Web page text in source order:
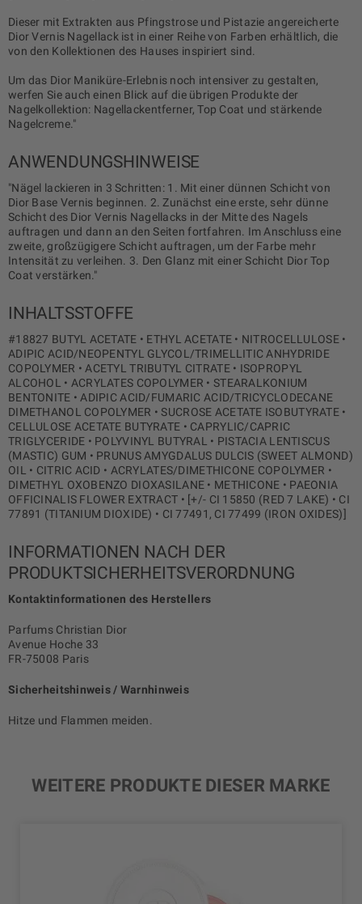
Dieser mit Extrakten aus Pfingstrose und Pistazie angereicherte
Dior Vernis Nagellack ist in einer Reihe von Farben erhältlich, die
von den Kollektionen des Hauses inspiriert sind.
Um das Dior Maniküre-Erlebnis noch intensiver zu gestalten,
werfen Sie auch einen Blick auf die übrigen Produkte der
Nagelkollektion: Nagellackentferner, Top Coat und stärkende
Nagelcreme."
ANWENDUNGSHINWEISE
"Nägel lackieren in 3 Schritten: 1. Mit einer dünnen Schicht von
Dior Base Vernis beginnen. 2. Zunächst eine erste, sehr dünne
Schicht des Dior Vernis Nagellacks in der Mitte des Nagels
auftragen und dann an den Seiten fortfahren. Im Anschluss eine
zweite, großzügigere Schicht auftragen, um der Farbe mehr
Intensität zu verleihen. 3. Den Glanz mit einer Schicht Dior Top
Coat verstärken."
INHALTSSTOFFE
#18827 BUTYL ACETATE • ETHYL ACETATE • NITROCELLULOSE •
ADIPIC ACID/NEOPENTYL GLYCOL/TRIMELLITIC ANHYDRIDE
COPOLYMER • ACETYL TRIBUTYL CITRATE • ISOPROPYL
ALCOHOL • ACRYLATES COPOLYMER • STEARALKONIUM
BENTONITE • ADIPIC ACID/FUMARIC ACID/TRICYCLODECANE
DIMETHANOL COPOLYMER • SUCROSE ACETATE ISOBUTYRATE •
CELLULOSE ACETATE BUTYRATE • CAPRYLIC/CAPRIC
TRIGLYCERIDE • POLYVINYL BUTYRAL • PISTACIA LENTISCUS
(MASTIC) GUM • PRUNUS AMYGDALUS DULCIS (SWEET ALMOND)
OIL • CITRIC ACID • ACRYLATES/DIMETHICONE COPOLYMER •
DIMETHYL OXOBENZO DIOXASILANE • METHICONE • PAEONIA
OFFICINALIS FLOWER EXTRACT • [+/- CI 15850 (RED 7 LAKE) • CI
77891 (TITANIUM DIOXIDE) • CI 77491, CI 77499 (IRON OXIDES)]
INFORMATIONEN NACH DER
PRODUKTSICHERHEITSVERORDNUNG
Kontaktinformationen des Herstellers
Parfums Christian Dior
Avenue Hoche 33
FR-75008 Paris
Sicherheitshinweis / Warnhinweis
Hitze und Flammen meiden.
WEITERE PRODUKTE DIESER MARKE